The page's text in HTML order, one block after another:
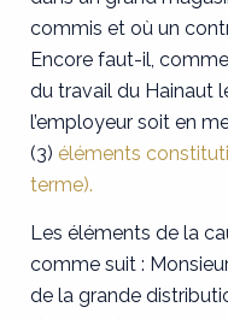
commis et où un
Encore faut-il,
du travail du Hainaut
l’employeur soit en
(3) éléments
terme).
Les éléments de la
comme suit :
de la grande